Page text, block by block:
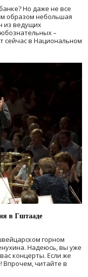
Но даже не все
образом небольшая
из ведущих
–
сейчас в Национальном
в Гштааде
горном
Надеюсь, вы уже
концерты. Если же
Впрочем, читайте в